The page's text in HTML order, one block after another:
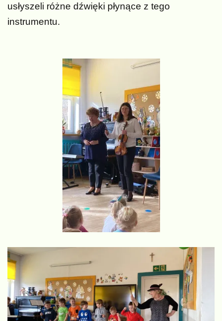
usłyszeli różne dźwięki płynące z tego
instrumentu.